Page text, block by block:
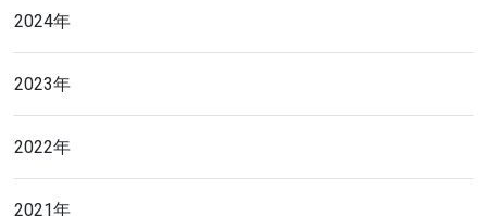
2024年
2023年
2022年
2021年